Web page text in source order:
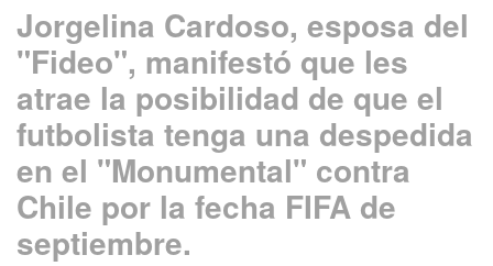
Jorgelina Cardoso, esposa del
"Fideo", manifestó que les
atrae la posibilidad de que el
futbolista tenga una despedida
en el "Monumental" contra
Chile por la fecha FIFA de
septiembre.